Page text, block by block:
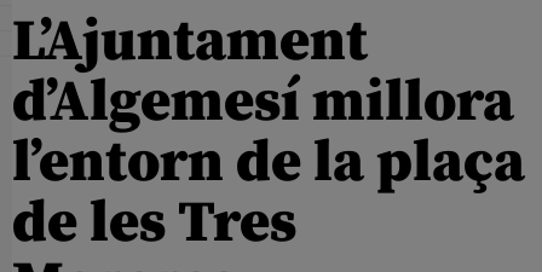
L’Ajuntament
d’Algemesí millora
l’entorn de la plaça
de les Tres